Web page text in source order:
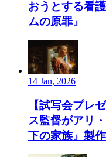
おうとする看
ムの原罪』
14 Jan, 2026
【試写会プレ
ス監督がアリ
下の家族』製